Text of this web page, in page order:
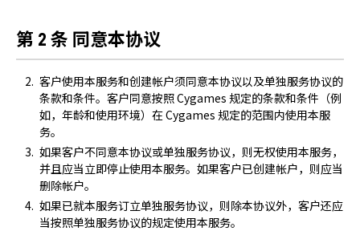
第 2 条 同意本协议
客户使用本服务和创建帐户须同意本协议以及单独服务协议的
条款和条件。客户同意按照 Cygames 规定的条款和条件（例
如，年龄和使用环境）在 Cygames 规定的范围内使用本服
务。
如果客户不同意本协议或单独服务协议，则无权使用本服务，
并且应当立即停止使用本服务。如果客户已创建帐户，则应当
删除帐户。
如果已就本服务订立单独服务协议，则除本协议外，客户还应
当按照单独服务协议的规定使用本服务。